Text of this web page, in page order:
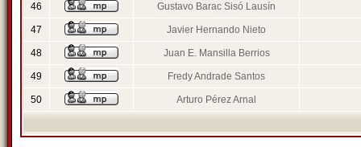
46 Gustavo Barac Sisó Lausín
47 Javier Hernando Nieto
48 Juan E. Mansilla Berrios
49 Fredy Andrade Santos
50 Arturo Pérez Arnal